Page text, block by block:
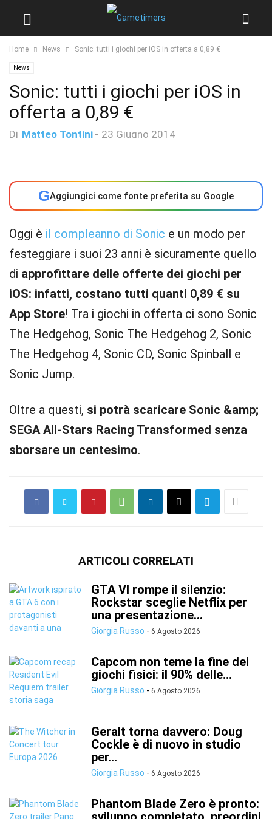
Home News Sonic: tutti i giochi per iOS in offerta a 0,89 €
News
Sonic: tutti i giochi per iOS in
offerta a 0,89 €
Di Matteo Tontini - 23 Giugno 2014
GAggiungici come fonte preferita su Google
Oggi è il compleanno di Sonic e un modo per
festeggiare i suoi 23 anni è sicuramente quello
di approfittare delle offerte dei giochi per
iOS: infatti, costano tutti quanti 0,89 € su
App Store! Tra i giochi in offerta ci sono Sonic
The Hedgehog, Sonic The Hedgehog 2, Sonic
The Hedgehog 4, Sonic CD, Sonic Spinball e
Sonic Jump.
Oltre a questi, si potrà scaricare Sonic &amp;
SEGA All-Stars Racing Transformed senza
sborsare un centesimo.
ARTICOLI CORRELATI
GTA VI rompe il silenzio:
Rockstar sceglie Netflix per
una presentazione...
Giorgia Russo - 6 Agosto 2026
Capcom non teme la fine dei
giochi fisici: il 90% delle...
Giorgia Russo - 6 Agosto 2026
Geralt torna davvero: Doug
Cockle è di nuovo in studio
per...
Giorgia Russo - 6 Agosto 2026
Phantom Blade Zero è pronto: